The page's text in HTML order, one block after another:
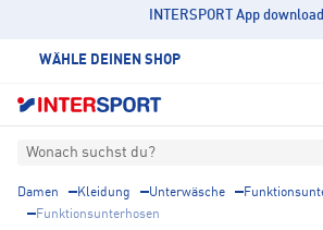
INTERSPORT App
WÄHLE DEINEN SHOP
Wonach suchst du?
Damen Kleidung Unterwäsche
Funktionsunterhosen